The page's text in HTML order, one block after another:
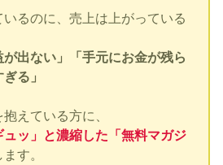
るのに、売上は上がっている
が出ない」「手元にお金が残ら
る」
えている方に、
ッ」と濃縮した「無料マガジ
ます。